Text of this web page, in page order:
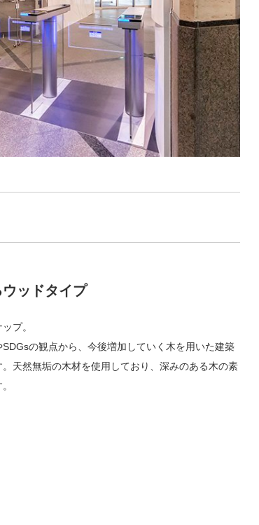
ッドタイプ
プ。
の観点から、今後増加していく木を用いた建築
天然無垢の木材を使用しており、深みのある木の素